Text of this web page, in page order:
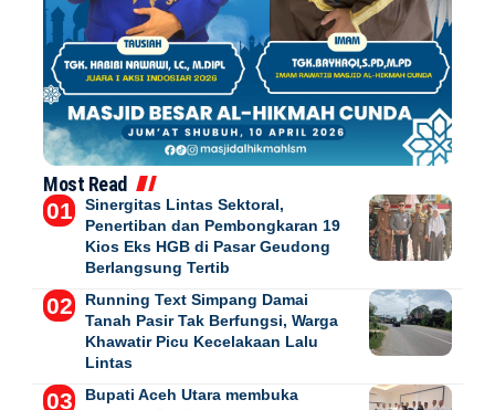
Most Read
Sinergitas Lintas Sektoral,
Penertiban dan Pembongkaran 19
Kios Eks HGB di Pasar Geudong
Berlangsung Tertib
Running Text Simpang Damai
Tanah Pasir Tak Berfungsi, Warga
Khawatir Picu Kecelakaan Lalu
Lintas
Bupati Aceh Utara membuka